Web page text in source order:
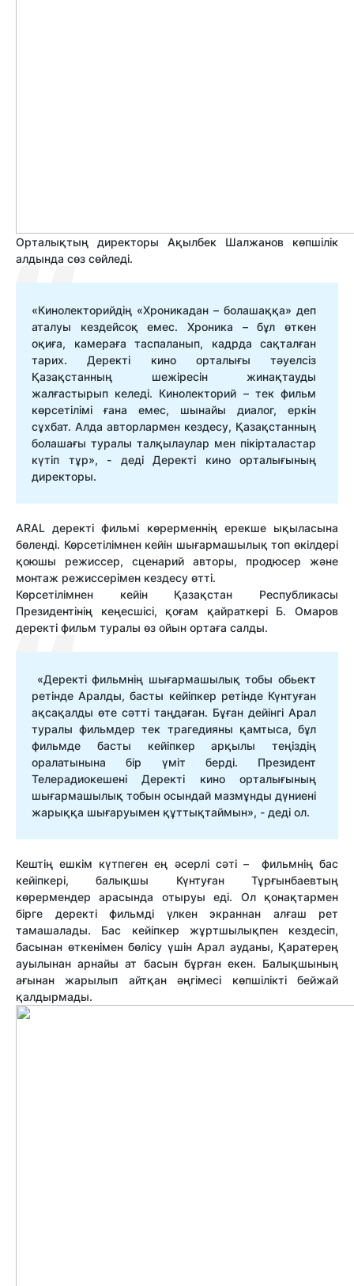
Орталықтың директоры Ақылбек Шалжанов көпшілік
алдында сөз сөйледі.
«Кинолекторийдің «Хроникадан – болашаққа» деп
аталуы кездейсоқ емес. Хроника – бұл өткен
оқиға, камераға таспаланып, кадрда сақталған
тарих. Деректі кино орталығы тәуелсіз
Қазақстанның шежіресін
жинақтауды
жалғастырып келеді. Кинолекторий – тек фильм
көрсетілімі ғана емес, шынайы диалог, еркін
сұхбат. Алда авторлармен кездесу, Қазақстанның
болашағы туралы талқылаулар мен пікірталастар
күтіп тұр», - деді Деректі кино орталығының
директоры.
ARAL деректі фильмі көрерменнің ерекше ықыласына
бөленді. Көрсетілімнен кейін шығармашылық топ өкілдері
қоюшы режиссер, сценарий авторы, продюсер және
монтаж режиссерімен кездесу өтті.
Көрсетілімнен кейін Қазақстан Республикасы
Президентінің кеңесшісі, қоғам қайраткері Б. Омаров
деректі фильм туралы өз ойын ортаға салды.
«Деректі фильмнің шығармашылық тобы обьект
ретінде Аралды, басты кейіпкер ретінде Күнтуған
ақсақалды өте сәтті таңдаған. Бұған дейінгі Арал
туралы фильмдер тек трагедияны қамтыса, бұл
фильмде басты кейіпкер арқылы теңіздің
оралатынына бір үміт бердi. Президент
Телерадиокешені Деректі кино орталығының
шығармашылық тобын осындай мазмұнды дүниені
жарыққа шығаруымен құттықтаймын», - дедi ол.
Кештіңешкім күтпегенең әсерлі сәті – фильмнің бас
кейіпкері, балықшы Күнтуған Тұрғынбаевтың
көрермендер арасында отыруы еді. Ол қонақтармен
бірге деректі фильмді үлкен экраннан алғаш рет
тамашалады. Бас кейіпкер жұртшылықпен кездесіп,
басынан өткенімен бөлісу үшін Арал ауданы, Қаратерең
ауылынан арнайы ат басын бұрған екен. Балықшының
ағынан жарылып айтқан әңгімесі көпшілікті бейжай
қалдырмады.